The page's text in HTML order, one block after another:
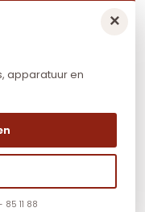
×
apparatuur en
85 11 88